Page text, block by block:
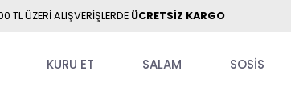
TL ÜZERİ ALIŞVERİŞLERDE ÜCRETSİZ KARGO
KURU ET SALAM SOSİS